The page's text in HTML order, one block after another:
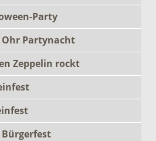
Party
Partynacht
Zeppelin rockt